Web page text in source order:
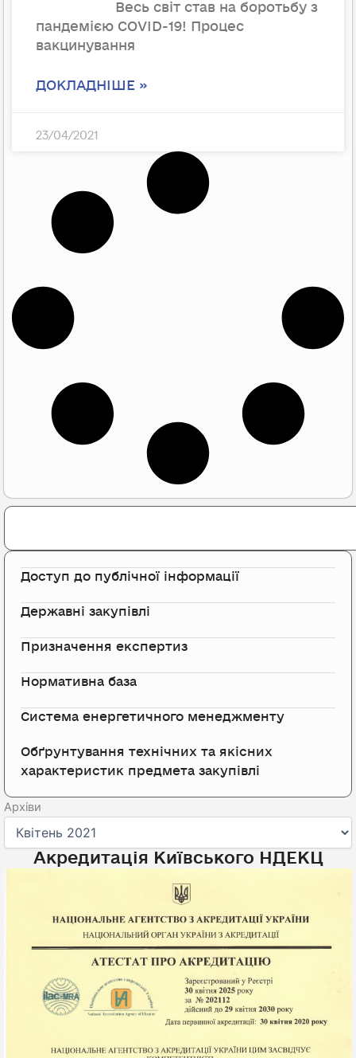
Весь світ став на боротьбу з
пандемією COVID-19! Процес
вакцинування
ДОКЛАДНІШЕ »
23/04/2021
Search
Доступ до публічної інформації
Державні закупівлі
Призначення експертиз
Нормативна база
Система енергетичного менеджменту
Обґрунтування технічних та якісних
характеристик предмета закупівлі
Архіви
Архіви
Акредитація Київського НДЕКЦ